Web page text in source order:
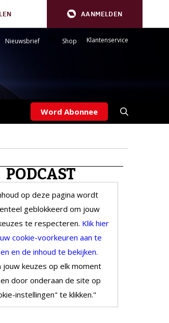
AANMELDEN
Nieuwsbrief Shop Klantenservice
Word Abonnee
PODCAST
op deze pagina wordt
geblokkeerd om jouw
te respecteren. Klik hier
cookie-voorkeuren aan te
en de inhoud te bekijken.
jouw keuzes op elk moment
door onderaan de site op
instellingen" te klikken."